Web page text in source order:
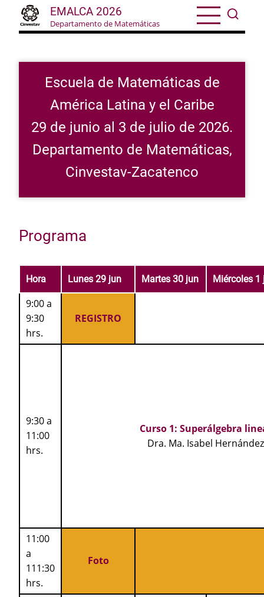
main
EMALCA 2026
Departamento de Matemáticas
Escuela de Matemáticas de
América Latina y el Caribe
29 de junio al 3 de julio de 2026.
Departamento de Matemáticas,
Cinvestav-Zacatenco
Programa
Hora Lunes 29 jun Martes 30 jun Miércoles 1
9:00 a
9:30
hrs.
REGISTRO
9:30 a
11:00
hrs.
Curso 1: Superálgebra
Dra. Ma. Isabel Hernández
11:00
a
111:30
hrs.
Foto